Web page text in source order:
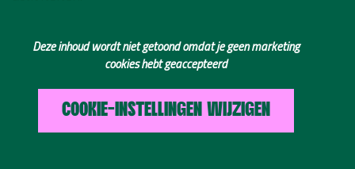
Deze inhoud wordt niet getoond omdat je geen marketing
cookies hebt geaccepteerd
COOKIE-INSTELLINGEN WIJZIGEN